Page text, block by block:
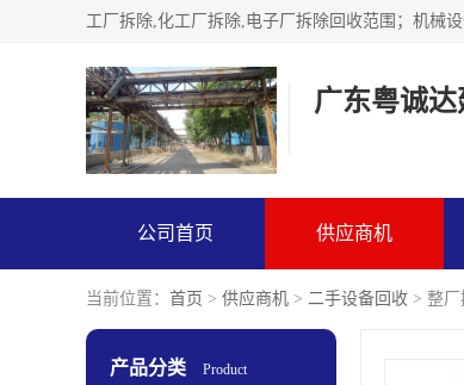
广东粤诚
公司首页 供应商机
当前位置： 首页 > 供应商机 > 二手设备回收 > 整
产品分类 Product